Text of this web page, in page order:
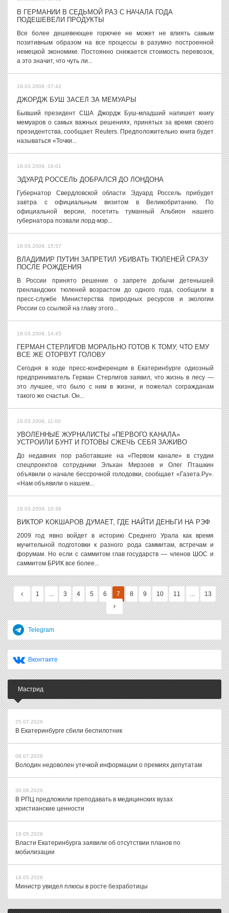
В ГЕРМАНИИ В СЕДЬМОЙ РАЗ С НАЧАЛА ГОДА
ПОДЕШЕВЕЛИ ПРОДУКТЫ
Все более дешевеющее горючее не может не влиять самым
позитивным образом на все процессы в разумно построенной
немецкой экономике. Постоянно снижается стоимость перевозок,
а это значит, что чуть ли...
19.03.2009, 07:42
ДЖОРДЖ БУШ ЗАСЕЛ ЗА МЕМУАРЫ
Бывший президент США Джордж Буш-младший напишет книгу
мемуаров о самых важных решениях, принятых за время своего
президентства, сообщает Reuters. Предположительно книга будет
называться «Точки...
18.03.2009, 16:01
ЭДУАРД РОССЕЛЬ ДОБРАЛСЯ ДО ЛОНДОНА
Губернатор Свердловской области Эдуард Россель прибудет
завтра с официальным визитом в Великобританию. По
официальной версии, посетить туманный Альбион нашего
губернатора позвали лорд-мэр...
18.03.2009, 15:57
ВЛАДИМИР ПУТИН ЗАПРЕТИЛ УБИВАТЬ ТЮЛЕНЕЙ СРАЗУ
ПОСЛЕ РОЖДЕНИЯ
В России принято решение о запрете добычи детенышей
гренландских тюленей возрастом до одного года, сообщили в
пресс-службе Министерства природных ресурсов и экологии
России со ссылкой на главу этого...
18.03.2009, 14:45
ГЕРМАН СТЕРЛИГОВ МОРАЛЬНО ГОТОВ К ТОМУ, ЧТО ЕМУ
ВСЕ ЖЕ ОТОРВУТ ГОЛОВУ
Сегодня в ходе пресс-конференции в Екатеринбурге одиозный
предприниматель Герман Стерлигов заявил, что жизнь в лесу —
это лучшее, что было с ним в жизни, и пожелал согражданам
такого же счастья. Он...
18.03.2009, 11:00
УВОЛЕННЫЕ ЖУРНАЛИСТЫ «ПЕРВОГО КАНАЛА»
УСТРОИЛИ БУНТ И ГОТОВЫ СЖЕЧЬ СЕБЯ ЗАЖИВО
До недавних пор работавшие на «Первом канале» в студии
спецпроектов сотрудники Эльхан Мирзоев и Олег Пташкин
объявили о начале бессрочной голодовки, сообщает «Газета.Ру».
«Нам объявили о нашем...
18.03.2009, 10:39
ВИКТОР КОКШАРОВ ДУМАЕТ, ГДЕ НАЙТИ ДЕНЬГИ НА РЭФ
2009 год явно войдет в историю Среднего Урала как время
мучительной подготовки к разного рода саммитам, встречам и
форумам. Но если с саммитом глав государств — членов ШОС и
саммитом БРИК все более...
1 ... 3 4 5 6 7 8 9 10 11 ... 13
Telegram
Вконтакте
Мастрид
25.07.2026
В Екатеринбурге сбили беспилотник
08.07.2026
Володин недоволен утечкой информации о премиях депутатам
30.06.2026
В РПЦ предложили преподавать в медицинских вузах
христианские ценности
19.05.2026
Власти Екатеринбурга заявили об отсутствии планов по
мобилизации
18.05.2026
Министр увидел плюсы в росте безработицы